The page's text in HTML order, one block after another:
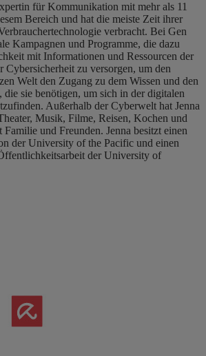
für Kommunikation mit mehr als 11
Bereich und hat die meiste Zeit ihrer
verbracht. Bei Gen
Kampagnen und Programme, die dazu
mit Informationen und Ressourcen der
zu versorgen, um den
Welt den Zugang zu dem Wissen und den
die sie benötigen, um sich in der digitalen
Außerhalb der Cyberwelt hat Jenna
Musik, Filme, Reisen, Kochen und
Familie und Freunden. Jenna besitzt einen
der University of the Pacific und einen
der University of